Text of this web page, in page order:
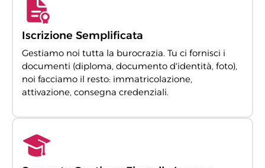
Iscrizione Semplificata
Gestiamo noi tutta la burocrazia. Tu ci fornisci i
documenti (diploma, documento d'identità, foto),
noi facciamo il resto: immatricolazione,
attivazione, consegna credenziali.